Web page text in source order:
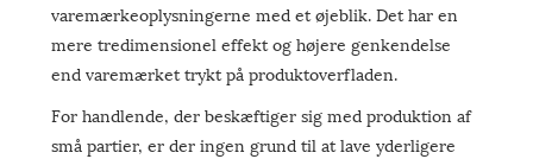
varemærkeoplysningerne med et øjeblik. Det har en
mere tredimensionel effekt og højere genkendelse
end varemærket trykt på produktoverfladen.
For handlende, der beskæftiger sig med produktion af
små partier, er der ingen grund til at lave yderligere